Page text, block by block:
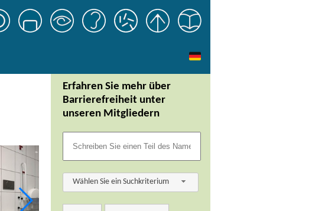
Erfahren Sie mehr über
Barrierefreiheit unter
unseren Mitgliedern
Wählen Sie ein Suchkriterium